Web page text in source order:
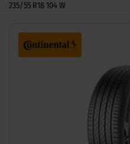
235/55 R18 104 W